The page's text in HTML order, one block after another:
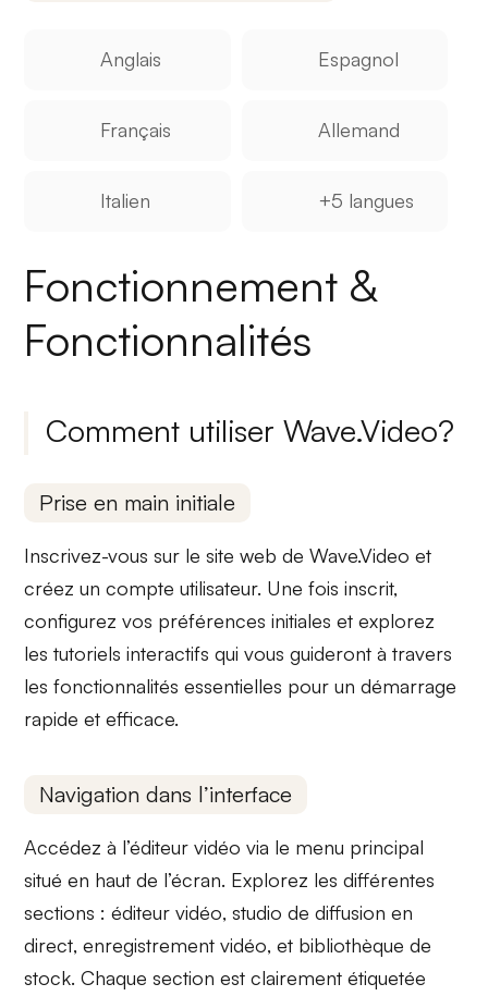
Anglais Espagnol
Français Allemand
Italien +5 langues
Fonctionnement &
Fonctionnalités
Comment utiliser Wave.Video?
Prise en main initiale
Inscrivez-vous sur lesite web de Wave.Video et
créez un compte utilisateur. Une fois inscrit,
configurez vos préférences initiales et explorez
lestutoriels interactifs qui vous guideront à travers
les fonctionnalités essentielles pour un démarrage
rapide et efficace.
Navigation dans l’interface
Accédez à l’éditeur vidéo via le menu principal
situé en haut de l’écran. Explorez les différentes
sections :éditeur vidéo,studio de diffusion en
direct,enregistrement vidéo, et bibliothèque de
stock. Chaque section est clairement étiquetée